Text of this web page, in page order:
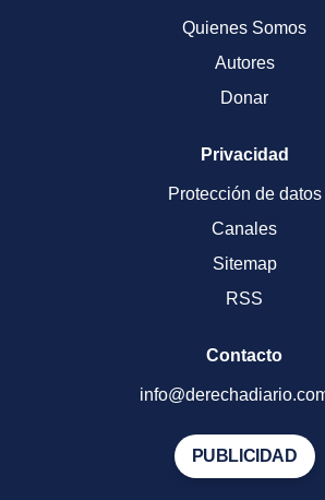
Quienes Somos
Autores
Donar
Privacidad
Protección de datos
Canales
Sitemap
RSS
Contacto
PUBLICIDAD